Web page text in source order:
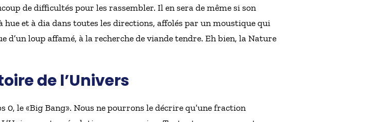
de difficultés pour les rassembler. Il en sera de même si son
hue et à dia dans toutes les directions, affolés par un moustique qui
d’un loup affamé, à la recherche de viande tendre. Eh bien, la Nature
de l’Univers
0, le «Big Bang». Nous ne pourrons le décrire qu’une fraction